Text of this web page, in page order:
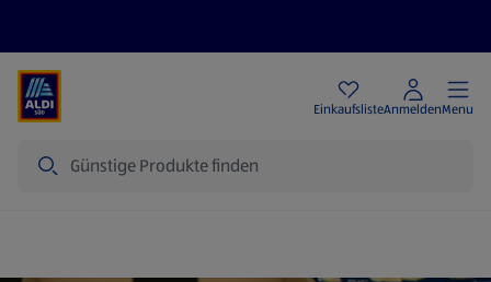
EinkaufslisteAnmeldenMenu